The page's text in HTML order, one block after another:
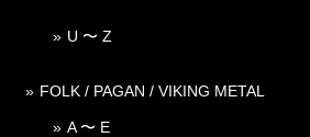
U 〜 Z
FOLK / PAGAN / VIKING METAL
A 〜 E